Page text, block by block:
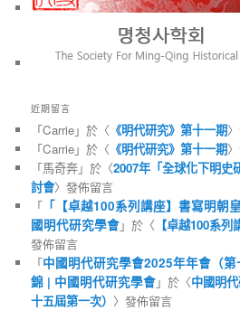
近期留言
「Carrie」於〈 《明代研究》第十一期
「Carrie」於〈 《明代研究》第十一期
「馬奇奔」於〈2007年「全球化下明史
討會〉發佈留言
「 「【卓越100系列講座】書寫明朝
國明代研究學會」於〈 【卓越100系
發佈留言
「中國明代研究學會2025年年會（
錦 | 中國明代研究學會」於〈中國明
十五屆第一次） 〉發佈留言